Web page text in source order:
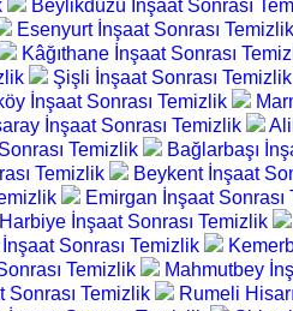
Beylikdüzü İnşaat Sonrası
Esenyurt İnşaat Sonrası Temizlik
Kâğıthane İnşaat Sonrası
Şişli İnşaat Sonrası Temizlik
İnşaat Sonrası Temizlik
İnşaat Sonrası Temizlik
Temizlik Bağlarbaşı
Temizlik Beykent İnşaat
Emirgan İnşaat Sonrası
Harbiye İnşaat Sonrası Temizlik
Sonrası Temizlik
Temizlik Mahmutbey
Sonrası Temizlik Rumeli